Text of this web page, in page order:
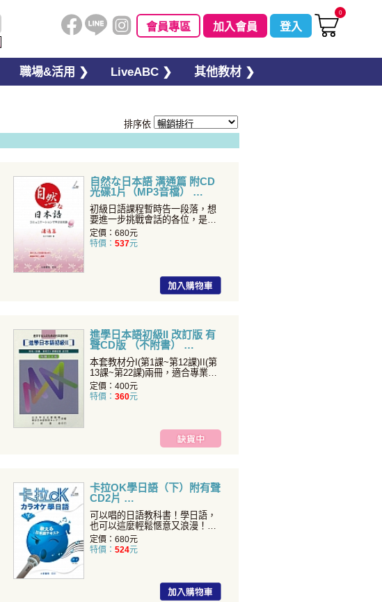
會員專區 加入會員 登入
0
職場&活用 ❯ LiveABC ❯ 其他教材 ❯
排序依
自然な日本語 溝通篇 附CD
光碟1片（MP3音檔）
初級日語課程暫時告一段落，想
要進一步挑戰會話的各位，是否
覺得自己的日語能力有所不
定價：680元
特價： 537元
進學日本語初級II 改訂版 有
聲CD版 （不附書）
本套教材分I(第1課~第12課)II(第
13課~第22課)兩冊，適合專業日
語課程
定價：400元
特價： 360元
卡拉OK學日語（下）附有聲
CD2片
可以唱的日語教科書！學日語，
也可以這麼輕鬆愜意又浪漫！每
首歌皆附有日語單字註釋和
定價：680元
特價： 524元